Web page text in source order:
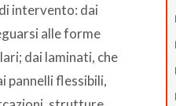
intervento: dai
alle forme
dai laminati, che
pannelli flessibili,